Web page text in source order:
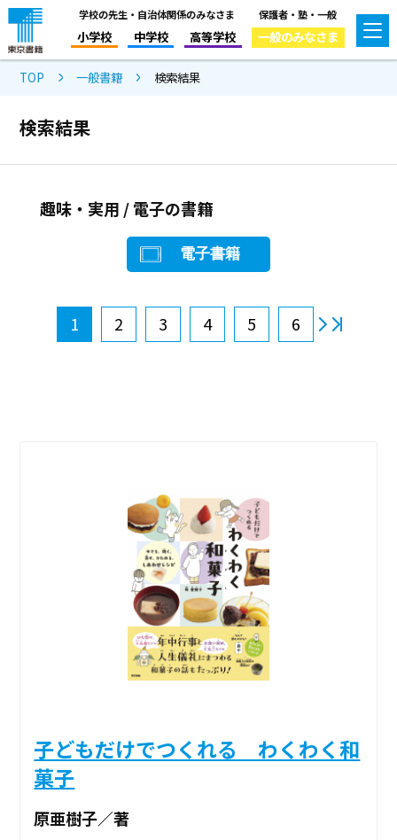
学校の先生・自治体関係のみなさま
小学校 中学校 高等学校
保護者・塾・一般
一般のみなさま
TOP 一般書籍 検索結果
検索結果
趣味・実用 / 電子の書籍
電子書籍
1 2 3 4 5 6
子どもだけでつくれる わくわく和
菓子
原亜樹子／著